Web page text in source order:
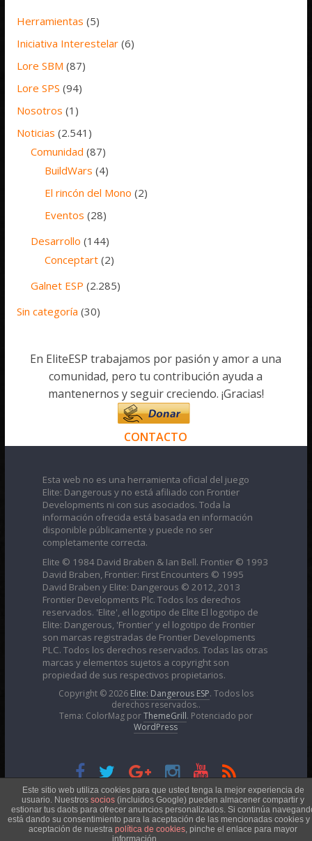
Herramientas (5)
Iniciativa Interestelar (6)
Lore SBM (87)
Lore SPS (94)
Nosotros (1)
Noticias (2.541)
Comunidad (87)
BuildWars (4)
El rincón del Mono (2)
Eventos (28)
Desarrollo (144)
Conceptart (2)
Galnet ESP (2.285)
Sin categoría (30)
En EliteESP trabajamos por pasión y amor a una
comunidad, pero tu contribución ayuda a
mantenernos y seguir creciendo. ¡Gracias!
CONTACTO
Esta web no es una herramienta oficial del juego
Elite: Dangerous y no está afiliado con Frontier
Developments ni con sus asociados. Toda la
información ofrecida está basada en información
disponible públicamente y puede no ser
completamente correcta.
Elite © 1984 David Braben & Ian Bell. Frontier © 1993
David Braben, Frontier: First Encounters © 1995
David Braben y Elite: Dangerous © 2012, 2013
Frontier Developments Plc. Todos los derechos
reservados. 'Elite', el logotipo de Elite El logotipo de
Elite: Dangerous, 'Frontier' y el logotipo de Frontier
son marcas registradas de Frontier Developments
PLC. Todos los derechos reservados. Todas las otras
marcas y elementos sujetos a copyright son
propiedad de sus respectivos propietarios.
Copyright © 2026 Elite: Dangerous ESP. Todos los
derechos reservados..
Tema: ColorMag porThemeGrill. Potenciado por
WordPress
Esta obra está bajo unaLicencia Creative Commons
Atribución-NoComercial 4.0 Internacional
Este sitio web utiliza cookies para que usted tenga la mejor experiencia de
usuario. Nuestros socios (incluidos Google) pueden almacener compartir y
estionar tus daots para ofrecer anuncios personalizados. Si continúa
está dando su consentimiento para la aceptación de las mencionadas cookies y
aceptación de nuestra política de cookies, pinche el enlace para mayor
información.